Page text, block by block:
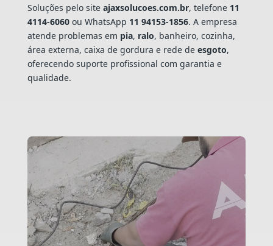
Soluções pelo site ajaxsolucoes.com.br, telefone 11
4114-6060ou WhatsApp 11 94153-1856. A empresa
atende problemas em pia, ralo, banheiro, cozinha,
área externa, caixa de gordura e rede de esgoto,
oferecendo suporte profissional com garantia e
qualidade.